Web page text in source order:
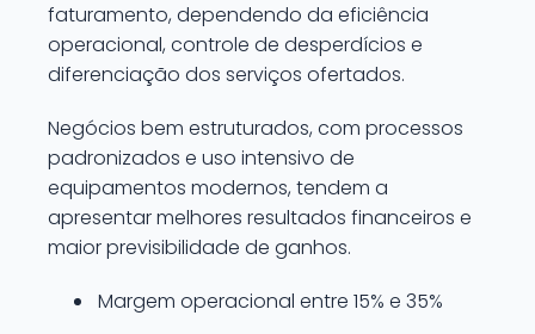
faturamento, dependendo da eficiência
operacional, controle de desperdícios e
diferenciação dos serviços ofertados.
Negócios bem estruturados, com processos
padronizados e uso intensivo de
equipamentos modernos, tendem a
apresentar melhores resultados financeiros e
maior previsibilidade de ganhos.
Margem operacional entre 15% e 35%